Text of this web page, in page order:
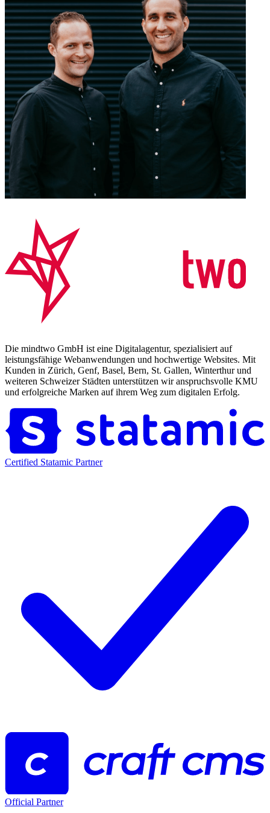
Die mindtwo GmbH ist eine Digitalagentur, spezialisiert auf
leistungsfähige Webanwendungen und hochwertige Websites. Mit
Kunden in Zürich, Genf, Basel, Bern, St. Gallen, Winterthur und
weiteren Schweizer Städten unterstützen wir anspruchsvolle KMU
und erfolgreiche Marken auf ihrem Weg zum digitalen Erfolg.
Certified Statamic Partner
Official Partner